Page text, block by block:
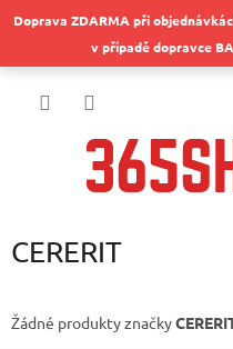
naDoprava ZDARMA při
v případě dopravce
CERERIT
Žádné produkty značky